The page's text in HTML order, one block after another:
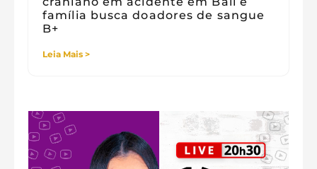
família busca doadores de sangue
B+
Leia Mais >